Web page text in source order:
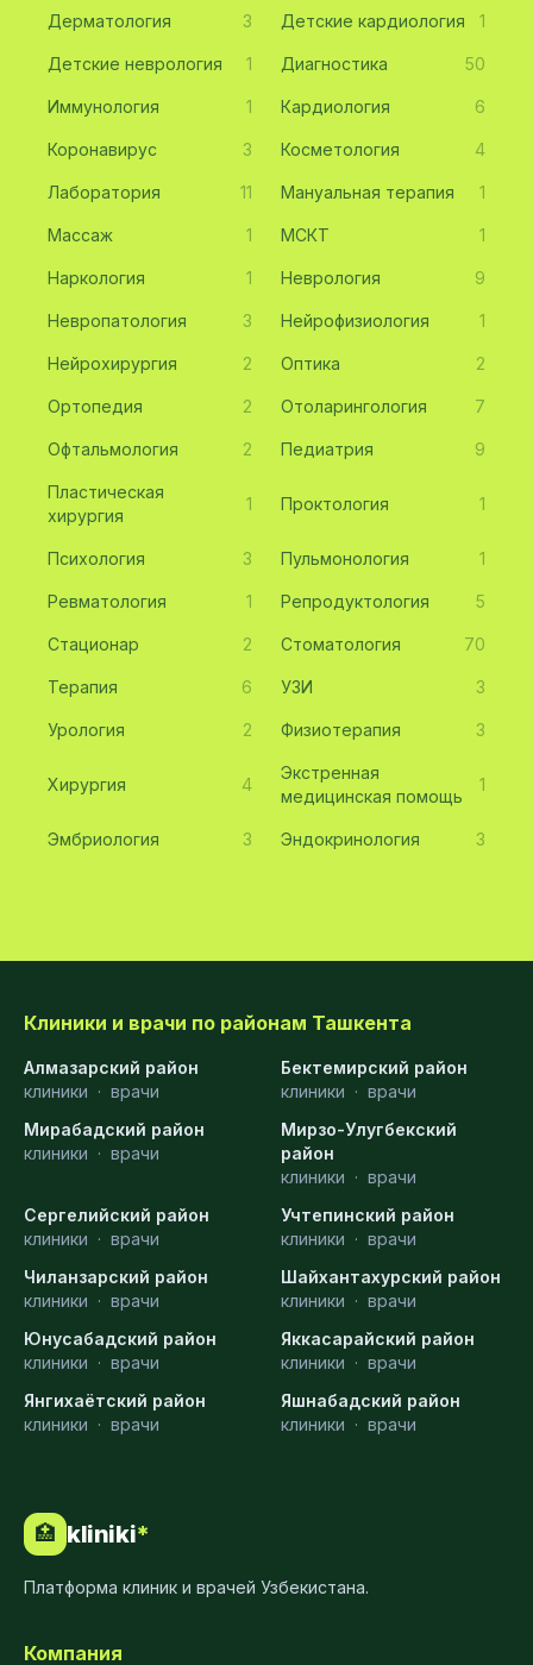
Дерматология 3 Детские кардиология 1
Детские неврология 1 Диагностика 50
Иммунология 1 Кардиология 6
Коронавирус 3 Косметология 4
Лаборатория 11 Мануальная терапия 1
Массаж 1 МСКТ 1
Наркология 1 Неврология 9
Невропатология 3 Нейрофизиология 1
Нейрохирургия 2 Оптика 2
Ортопедия 2 Отоларингология 7
Офтальмология 2 Педиатрия 9
Пластическая
хирургия
1 Проктология 1
Психология 3 Пульмонология 1
Ревматология 1 Репродуктология 5
Стационар 2 Стоматология 70
Терапия 6 УЗИ 3
Урология 2 Физиотерапия 3
Хирургия 4
Экстренная
медицинская помощь
1
Эмбриология 3 Эндокринология 3
Клиники и врачи по районам Ташкента
Алмазарский район
клиники · врачи
Бектемирский район
клиники · врачи
Мирабадский район
клиники · врачи
Мирзо-Улугбекский
район
клиники · врачи
Сергелийский район
клиники · врачи
Учтепинский район
клиники · врачи
Чиланзарский район
клиники · врачи
Шайхантахурский район
клиники · врачи
Юнусабадский район
клиники · врачи
Яккасарайский район
клиники · врачи
Янгихаётский район
клиники · врачи
Яшнабадский район
клиники · врачи
🏥 kliniki*
Платформа клиник и врачей Узбекистана.
Компания